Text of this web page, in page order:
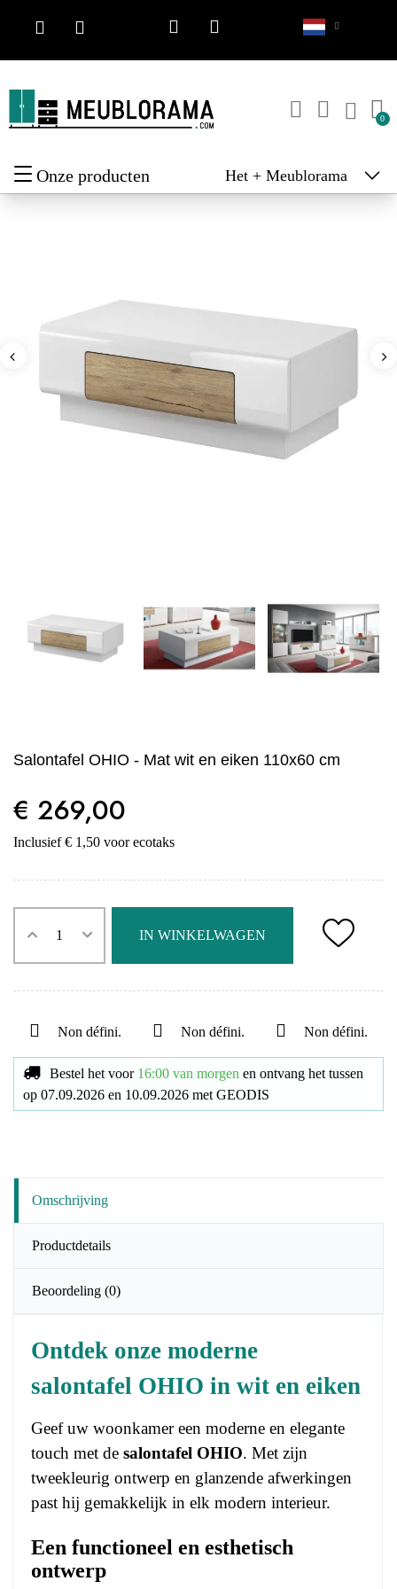
Onze producten Het + Meublorama
Salontafel OHIO - Mat wit en eiken 110x60 cm
€ 269,00
Inclusief € 1,50 voor ecotaks
IN WINKELWAGEN
Non défini. Non défini. Non défini.
Bestel het voor 16:00 van morgen en ontvang het tussen
op 07.09.2026 en 10.09.2026 met GEODIS
Omschrijving
Productdetails
Beoordeling (0)
Ontdek onze moderne
salontafel OHIO in wit en eiken
Geef uw woonkamer een moderne en elegante
touch met de salontafel OHIO. Met zijn
tweekleurig ontwerp en glanzende afwerkingen
past hij gemakkelijk in elk modern interieur.
Een functioneel en esthetisch
ontwerp